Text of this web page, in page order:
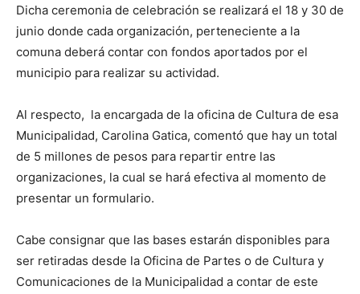
Dicha ceremonia de celebración se realizará el 18 y 30 de
junio donde cada organización, perteneciente a la
comuna deberá contar con fondos aportados por el
municipio para realizar su actividad.
Al respecto, la encargada de la oficina de Cultura de esa
Municipalidad, Carolina Gatica, comentó que hay un total
de 5 millones de pesos para repartir entre las
organizaciones, la cual se hará efectiva al momento de
presentar un formulario.
Cabe consignar que las bases estarán disponibles para
ser retiradas desde la Oficina de Partes o de Cultura y
Comunicaciones de la Municipalidad a contar de este